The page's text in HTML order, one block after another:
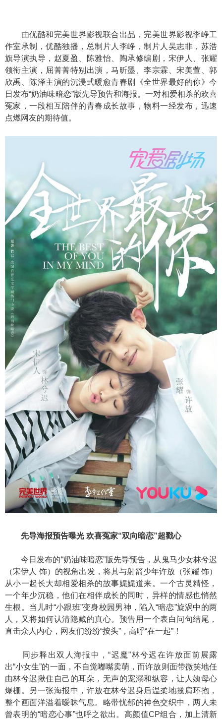
由优酷和完美世界影视联合出品，完美世界影视李峥工
作室承制，优酷独播，总制片人李峥，制片人吴志非，苏浩
旗导演执导，赵夏盈、陈雅怡、陶承修编剧，宋伊人、张耀
领衔主演，屈菁菁特别出演，马昕墨、李宗霖、宋美萱、郭
欣禹、陈泽主演的沉浸式暖愈青春剧《全世界最好的你》今
日发布“奶油味暗恋”版先导预告和海报。一对相爱相杀的欢喜
冤家，一段相互陪伴的青春成长故事，物料一经发布，迅速
点燃网友的期待值。
先导海报预告曝光 欢喜冤家“双向暗恋”超戳心
今日发布的“奶油味暗恋”版先导预告，从鬼马少女林兮迟
（宋伊人 饰）的视角出发，将其与射箭少年许放（张耀 饰）
从小一起长大却相爱相杀的故事娓娓道来。一个古灵精怪，
一个年少沉稳，他们在相伴成长的同时，异样的情感也悄然
生根。当儿时“小跟班”变身校园男神，陷入“暗恋”旋涡中的两
人，又将如何认清隐藏的真心。预告用一个表白问句结尾，
直击众人内心，网友们纷纷“按头”，高呼“在一起”！
同步释出双人海报中，“迟魔”林兮迟在许放面前展露
出“小女生”的一面，不自觉嘟嘴卖萌，而许放则面带微笑地任
由林兮迟揪住自己的耳朵，无声的宠溺和纵容，让人姨母心
爆棚。另一张海报中，许放在林兮迟身后温柔地揽肩环抱，
整个画面洋溢着暧昧气息。略带忧郁的神色交织中，两人未
曾表明的“暗恋心事”也呼之欲出。高颜值CP组合，加上清新